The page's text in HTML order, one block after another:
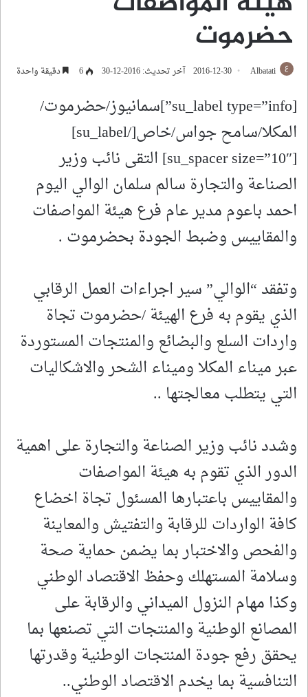
حضرموت
Albatati
2016-12-30 آخر تحديث: 2016-12-30 6 دقيقة واحدة
[su_label type=”info”]سمانيوز/حضرموت/
المكلا/سامح جواس/خاص[/su_label]
[su_spacer size=”10″] التقى نائب وزير
الصناعة والتجارة سالم سلمان الوالي اليوم
احمد باعوم مدير عام فرع هيئة المواصفات
والمقاييس وضبط الجودة بحضرموت .
وتفقد “الوالي” سير اجراءات العمل الرقابي
الذي يقوم به فرع الهيئة /حضرموت تجاة
واردات السلع والبضائع والمنتجات المستوردة
عبر ميناء المكلا وميناء الشحر والاشكاليات
التي يتطلب معالجتها ..
وشدد نائب وزير الصناعة والتجارة على اهمية
الدور الذي تقوم به هيئة المواصفات
والمقاييس باعتبارها المسئول تجاة اخضاع
كافة الواردات للرقابة والتفتيش والمعاينة
والفحص والاختبار بما يضمن حماية صحة
وسلامة المستهلك وحفظ الاقتصاد الوطني
وكذا مهام النزول الميداني والرقابة على
المصانع الوطنية والمنتجات التي تصنعها بما
يحقق رفع جودة المنتجات الوطنية وقدرتها
التنافسية بما يخدم الاقتصاد الوطني..